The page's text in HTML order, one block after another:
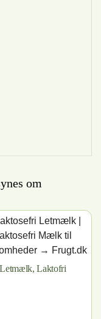
om
Letmælk, Laktofri